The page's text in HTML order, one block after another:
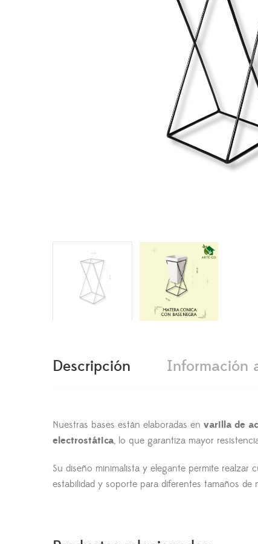
Descripción Información
Nuestras bases están elaboradas en varilla de
electrostática, lo que garantiza mayor
Su diseño minimalista y elegante permite realzar
estabilidad y soporte para diferentes tamaños de